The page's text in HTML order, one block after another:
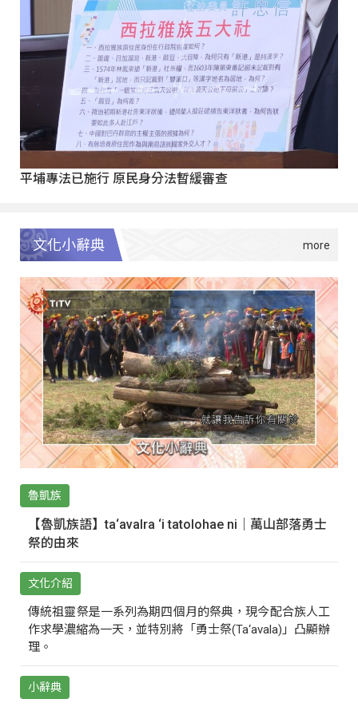
平埔專法已施行 原民身分法暫緩審查
文化小辭典
魯凱族
【魯凱族語】ta‘avalra ‘i tatolohae ni｜萬山部落勇士
祭的由來
文化介紹
傳統祖靈祭是一系列為期四個月的祭典，現今配合族人工
作求學濃縮為一天，並特別將「勇士祭(Ta‘avala)」凸顯辦
理。
小辭典